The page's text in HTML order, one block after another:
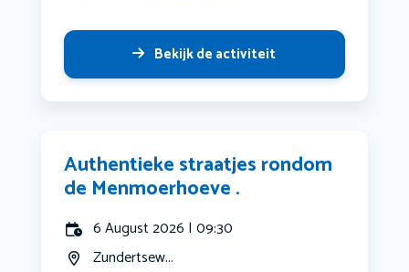
Bekijk de activiteit
Authentieke straatjes rondom
de Menmoerhoeve .
6 August 2026 | 09:30
Zundertsew...